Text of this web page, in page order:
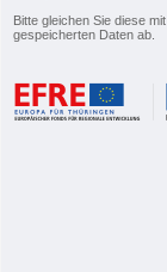
Bitte gleichen Sie diese
gespeicherten Daten ab.